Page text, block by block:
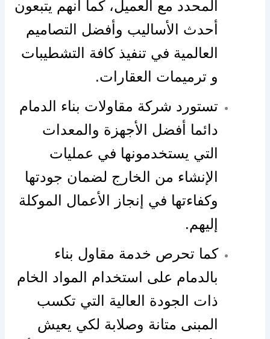
المحدد مع العميل، كما أنهم يتبعون
أحدث الأساليب وأفضل التصاميم
العالمية في تنفيذ كافة التشطيبات
و ترميمات العقارات.
تستورد شركة مقاولات بناء الدمام
دائما أفضل الأجهزة والمعدات
التي يستخدمونها في عمليات
الإنشاء من الخارج لضمان جودتها
وكفاءتها في إنجاز الأعمال الموكلة
إليهم.
كما تحرص خدمة مقاول بناء
بالدمام على استخدام المواد الخام
ذات الجودة العالية التي تكسب
المبنى متانة وصلابة لكي يعيش